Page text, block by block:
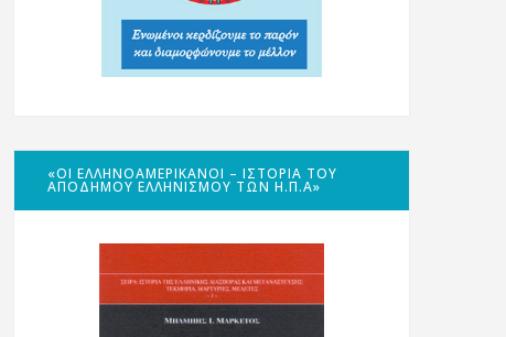
«ΟΙ ΕΛΛΗΝΟΑΜΕΡΙΚΑΝΟΊ – ΙΣΤΟΡΊΑ ΤΟΥ
ΑΠΌΔΗΜΟΥ ΕΛΛΗΝΙΣΜΟΎ ΤΩΝ Η.Π.Α»